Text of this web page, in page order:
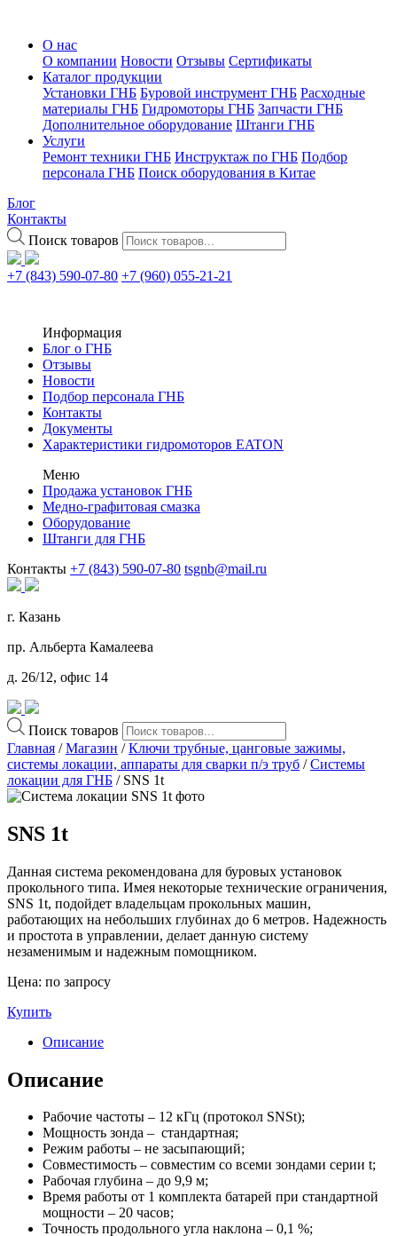
О нас
О компании Новости Отзывы Сертификаты
Каталог продукции
Установки ГНБ Буровой инструмент ГНБ Расходные
материалы ГНБ Гидромоторы ГНБ Запчасти ГНБ
Дополнительное оборудование Штанги ГНБ
Услуги
Ремонт техники ГНБ Инструктаж по ГНБ Подбор
персонала ГНБ Поиск оборудования в Китае
Блог
Контакты
Поиск товаров
+7 (843) 590-07-80 +7 (960) 055-21-21
Информация
Блог о ГНБ
Отзывы
Новости
Подбор персонала ГНБ
Контакты
Документы
Характеристики гидромоторов EATON
Меню
Продажа установок ГНБ
Медно-графитовая смазка
Оборудование
Штанги для ГНБ
Контакты +7 (843) 590-07-80 tsgnb@mail.ru
г. Казань
пр. Альберта Камалеева
д. 26/12, офис 14
Поиск товаров
Главная /Магазин /Ключи трубные, цанговые зажимы,
системы локации, аппараты для сварки п/э труб /Системы
локации для ГНБ / SNS 1t
SNS 1t
Данная система рекомендована для буровых установок
прокольного типа. Имея некоторые технические ограничения,
SNS 1t, подойдет владельцам прокольных машин,
работающих на небольших глубинах до 6 метров. Надежность
и простота в управлении, делает данную систему
незаменимым и надежным помощником.
Цена: по запросу
Купить
Описание
Описание
Рабочие частоты – 12 кГц (протокол SNSt);
Мощность зонда – стандартная;
Режим работы – не засыпающий;
Совместимость – совместим со всеми зондами серии t;
Рабочая глубина – до 9,9 м;
Время работы от 1 комплекта батарей при стандартной
мощности – 20 часов;
Точность продольного угла наклона – 0,1 %;